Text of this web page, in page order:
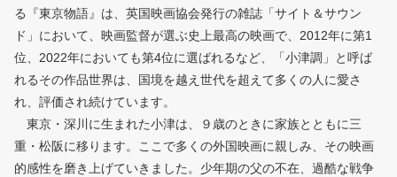
る『東京物語』は、英国映画協会発行の雑誌「サイト＆サウン
ド」において、映画監督が選ぶ史上最高の映画で、2012年に第1
位、2022年においても第4位に選ばれるなど、「小津調」と呼ば
れるその作品世界は、国境を越え世代を超えて多くの人に愛さ
れ、評価され続けています。
東京・深川に生まれた小津は、９歳のときに家族とともに三
重・松阪に移ります。ここで多くの外国映画に親しみ、その映画
的感性を磨き上げていきました。少年期の父の不在、過酷な戦争